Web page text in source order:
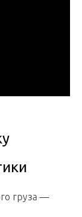
груза —